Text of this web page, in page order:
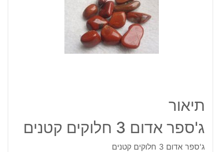
תיאור
ג'ספר אדום 3 חלוקים קטנים
ג'ספר אדום 3 חלוקים קטנים